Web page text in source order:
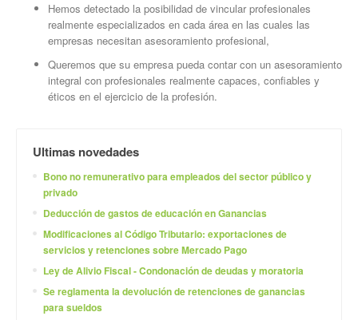
Hemos detectado la posibilidad de vincular profesionales
realmente especializados en cada área en las cuales las
empresas necesitan asesoramiento profesional,
Queremos que su empresa pueda contar con un asesoramiento
integral con profesionales realmente capaces, confiables y
éticos en el ejercicio de la profesión.
Ultimas novedades
Bono no remunerativo para empleados del sector público y
privado
Deducción de gastos de educación en Ganancias
Modificaciones al Código Tributario: exportaciones de
servicios y retenciones sobre Mercado Pago
Ley de Alivio Fiscal - Condonación de deudas y moratoria
Se reglamenta la devolución de retenciones de ganancias
para sueldos